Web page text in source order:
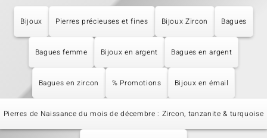
Bijoux Pierres précieuses et fines Bijoux Zircon Bagues
Bagues femme Bijoux en argent Bagues en argent
Bagues en zircon % Promotions Bijoux en émail
Pierres de Naissance du mois de décembre : Zircon, tanzanite & turquoise